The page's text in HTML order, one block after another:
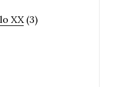
XX(3)